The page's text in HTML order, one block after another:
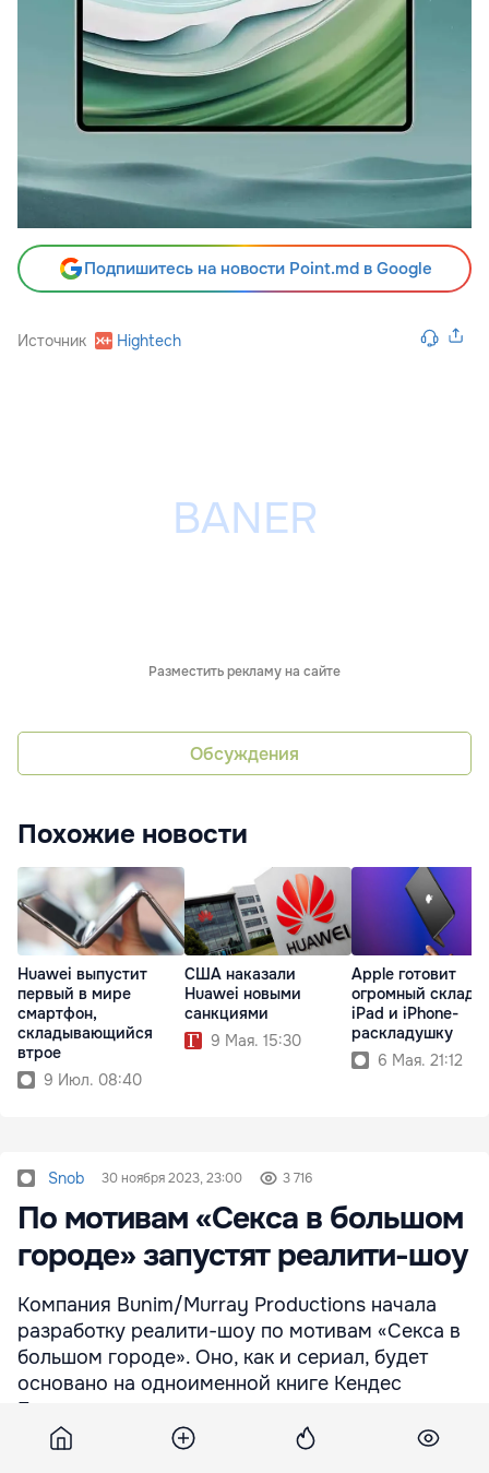
Подпишитесь на новости Point.md в Google
Источник Hightech
Разместить рекламу на сайте
Обсуждения
Похожие новости
Huawei выпустит
первый в мире
смартфон,
складывающийся
втрое
9 Июл. 08:40
США наказали
Huawei новыми
санкциями
9 Мая. 15:30
Apple готовит
огромный
iPad и iPhone-
раскладушку
6 Мая. 21:12
Snob 30 ноября 2023, 23:00 3 716
По мотивам «Секса в большом
городе» запустят реалити-шоу
Компания Bunim/Murray Productions начала
разработку реалити-шоу по мотивам «Секса в
большом городе». Оно, как и сериал, будет
основано на одноименной книге Кендес
Бушнелл.